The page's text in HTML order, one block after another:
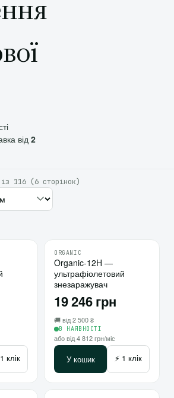
від 2
116 (6 сторінок)
клік
10
ORGANIC
Organic-12H —
ультрафіолетовий
знезаражувач
19 246 грн
🚚 від 2 500 ₴
В НАЯВНОСТІ
або від 4 812 грн/міс
У кошик ⚡ 1 клік